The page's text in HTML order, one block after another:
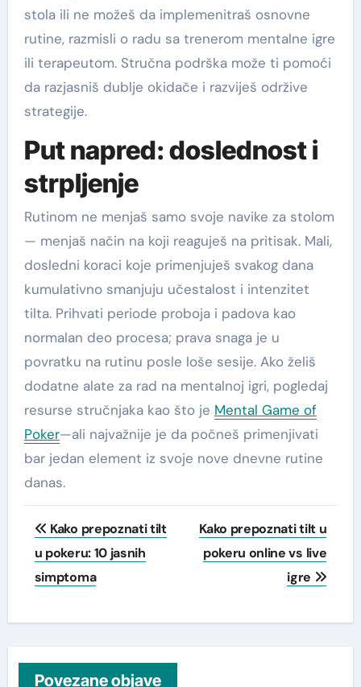
stola ili ne možeš da implemenitraš osnovne
rutine, razmisli o radu sa trenerom mentalne igre
ili terapeutom. Stručna podrška može ti pomoći
da razjasniš dublje okidače i razviješ održive
strategije.
Put napred: doslednost i
strpljenje
Rutinom ne menjaš samo svoje navike za stolom
— menjaš način na koji reaguješ na pritisak. Mali,
dosledni koraci koje primenjuješ svakog dana
kumulativno smanjuju učestalost i intenzitet
tilta. Prihvati periode proboja i padova kao
normalan deo procesa; prava snaga je u
povratku na rutinu posle loše sesije. Ako želiš
dodatne alate za rad na mentalnoj igri, pogledaj
resurse stručnjaka kao što je Mental Game of
Poker—ali najvažnije je da počneš primenjivati
bar jedan element iz svoje nove dnevne rutine
danas.
Post
navigation
Kako prepoznati tilt
u pokeru: 10 jasnih
simptoma
Kako prepoznati tilt u
pokeru online vs live
igre
Povezane objave